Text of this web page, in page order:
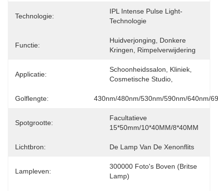
Technologie:
IPL Intense Pulse Light-
Technologie
Functie:
Huidverjonging, Donkere
Kringen, Rimpelverwijdering
Applicatie:
Schoonheidssalon, Kliniek,
Cosmetische Studio,
Golflengte: 430nm/480nm/530nm/590nm/640nm/
Spotgrootte:
Facultatieve
15*50mm/10*40MM/8*40MM
Lichtbron: De Lamp Van De Xenonflits
Lampleven:
300000 Foto's Boven (Britse
Lamp)